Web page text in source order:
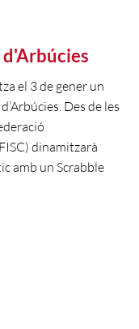
d'Arbúcies
el 3 de gener un
Des de les
dinamitzarà
amb un Scrabble